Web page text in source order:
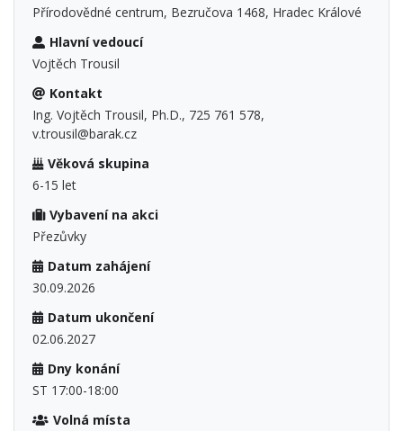
Přírodovědné centrum, Bezručova 1468, Hradec Králové
Hlavní vedoucí
Vojtěch Trousil
Kontakt
Ing. Vojtěch Trousil, Ph.D., 725 761 578,
v.trousil@barak.cz
Věková skupina
6-15 let
Vybavení na akci
Přezůvky
Datum zahájení
30.09.2026
Datum ukončení
02.06.2027
Dny konání
ST 17:00-18:00
Volná místa